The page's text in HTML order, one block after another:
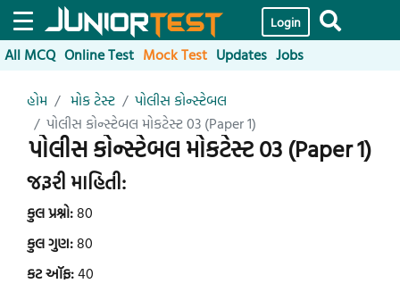
Login
All MCQ Online Test Mock Test Updates Jobs
હોમ મોક ટેસ્ટ
પોલીસ કોન્સ્ટેબલ
પોલીસ કોન્સ્ટેબલ મોકટેસ્ટ 03 (Paper 1)
પોલીસ કોન્સ્ટેબલ મોકટેસ્ટ 03 (Paper 1)
જરૂરી માહિતી:
કુલ પ્રશ્નો:80
કુલ ગુણ:80
કટ ઑફ:40